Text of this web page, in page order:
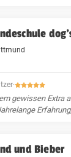
·
gewissen Extra
und Bieber